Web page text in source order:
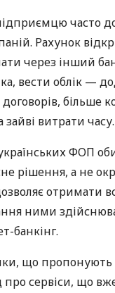
часто
Рахунок
через інший
вести облік —
більше
витрати часу.
ФОП
рішення, а не
отримати
ними
банкінг.
що пропонують
про сервіси, що